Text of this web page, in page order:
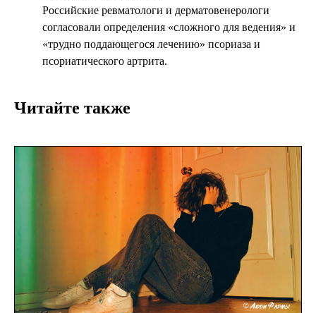
Российские ревматологи и дерматовенерологи
согласовали определения «сложного для ведения» и
«трудно поддающегося лечению» псориаза и
псориатического артрита.
Читайте также